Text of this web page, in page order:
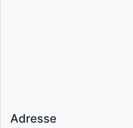
Adresse